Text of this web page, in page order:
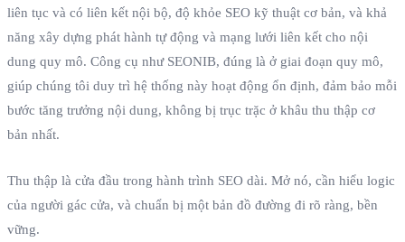
liên tục và có liên kết nội bộ, độ khỏe SEO kỹ thuật cơ bản, và khả
năng xây dựng phát hành tự động và mạng lưới liên kết cho nội
dung quy mô. Công cụ như SEONIB, đúng là ở giai đoạn quy mô,
giúp chúng tôi duy trì hệ thống này hoạt động ổn định, đảm bảo mỗi
bước tăng trưởng nội dung, không bị trục trặc ở khâu thu thập cơ
bản nhất.
Thu thập là cửa đầu trong hành trình SEO dài. Mở nó, cần hiểu logic
của người gác cửa, và chuẩn bị một bản đồ đường đi rõ ràng, bền
vững.